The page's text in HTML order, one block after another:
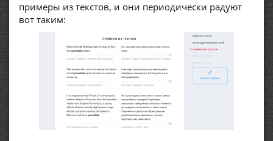
примеры из текстов, и они периодически радуют
вот таким: